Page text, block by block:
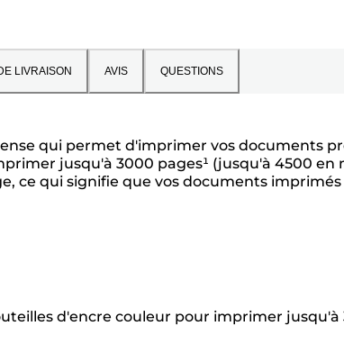
LIVRAISON AVIS QUESTIONS
qui permet d'imprimer vos documents
jusqu'à 3000 pages¹ (jusqu'à 4500 en
qui signifie que vos documents
d'encre couleur pour imprimer jusqu'à